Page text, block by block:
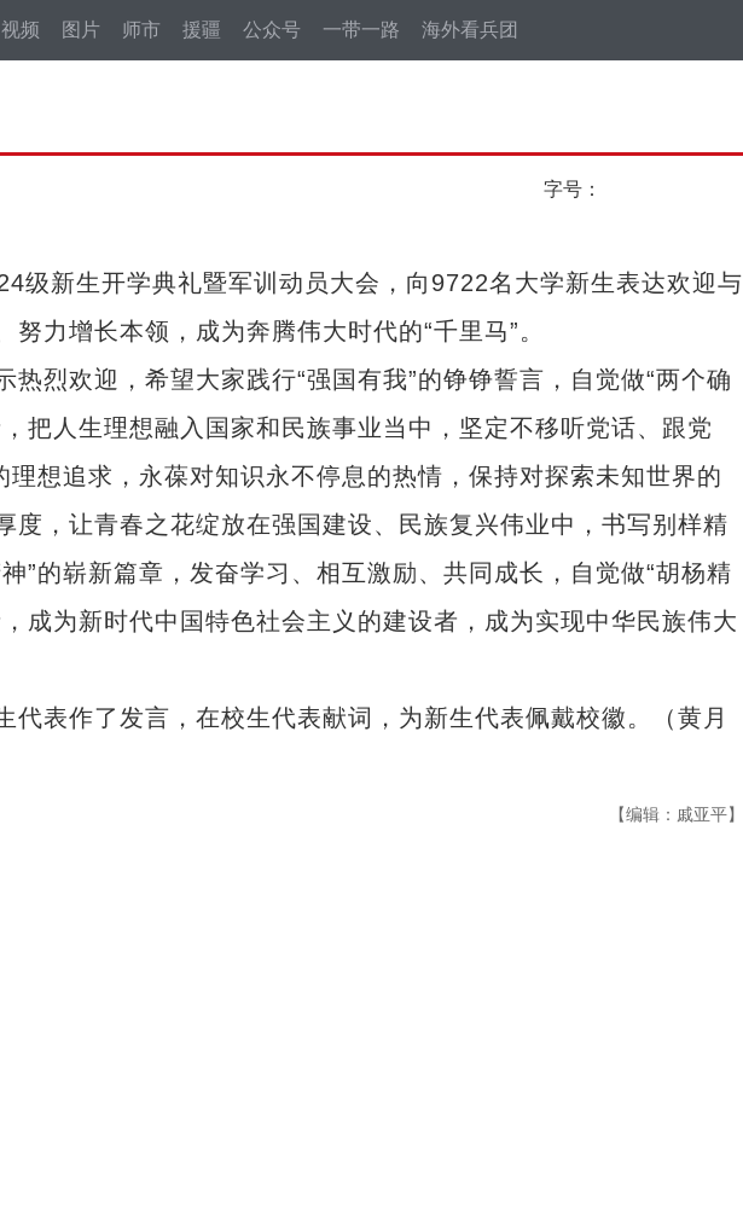
视频 图片 师市 援疆 公众号 一带一路 海外看兵团
字号：
新生开学典礼暨军训动员大会，向9722名大学新生表达欢迎与
力增长本领，成为奔腾伟大时代的“千里马”。
烈欢迎，希望大家践行“强国有我”的铮铮誓言，自觉做“两个确
把人生理想融入国家和民族事业当中，坚定不移听党话、跟党
理想追求，永葆对知识永不停息的热情，保持对探索未知世界的
度，让青春之花绽放在强国建设、民族复兴伟业中，书写别样精
”的崭新篇章，发奋学习、相互激励、共同成长，自觉做“胡杨精
成为新时代中国特色社会主义的建设者，成为实现中华民族伟大
表作了发言，在校生代表献词，为新生代表佩戴校徽。（黄月
【编辑：戚亚平】